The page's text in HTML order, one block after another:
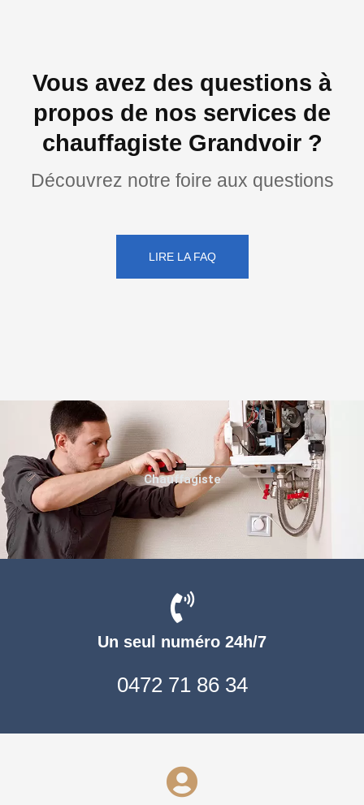
Vous avez des questions à
propos de nos services de
chauffagiste Grandvoir ?
Découvrez notre foire aux questions
LIRE LA FAQ
Un seul numéro 24h/7
0472 71 86 34
Chauffagiste